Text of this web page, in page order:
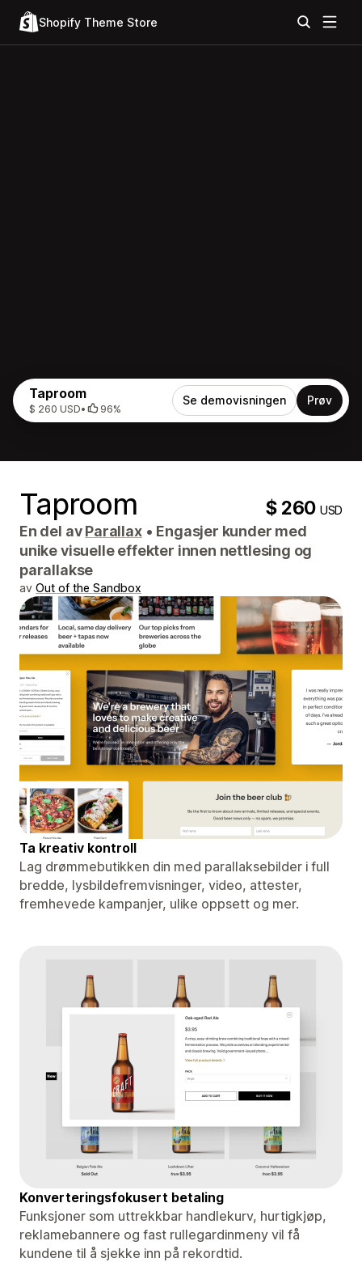
Shopify Theme Store
Taproom
$ 260 USD• 96%
Se demovisningen Prøv
Taproom $ 260USD
En del avParallax • Engasjer kunder med
unike visuelle effekter innen nettlesing og
parallakse
av Out of the Sandbox
Ta kreativ kontroll
Lag drømmebutikken din med parallaksebilder i full
bredde, lysbildefremvisninger, video, attester,
fremhevede kampanjer, ulike oppsett og mer.
Konverteringsfokusert betaling
Funksjoner som uttrekkbar handlekurv, hurtigkjøp,
reklamebannere og fast rullegardinmeny vil få
kundene til å sjekke inn på rekordtid.